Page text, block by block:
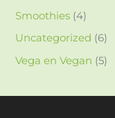
Smoothies (4)
Uncategorized (6)
Vega en Vegan (5)